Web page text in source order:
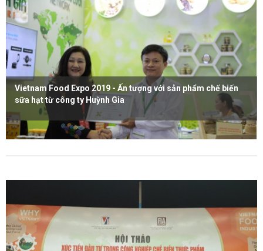
Vietnam Food Expo 2019 - Ấn tượng với sản phẩm chế biến
sữa hạt từ công ty Huỳnh Gia
Xem thêm